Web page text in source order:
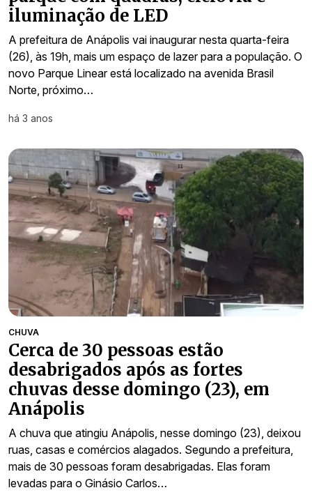
iluminação de LED
A prefeitura de Anápolis vai inaugurar nesta quarta-feira
(26), às 19h, mais um espaço de lazer para a população. O
novo Parque Linear está localizado na avenida Brasil
Norte, próximo…
há 3 anos
CHUVA
Cerca de 30 pessoas estão
desabrigados após as fortes
chuvas desse domingo (23), em
Anápolis
A chuva que atingiu Anápolis, nesse domingo (23), deixou
ruas, casas e comércios alagados. Segundo a prefeitura,
mais de 30 pessoas foram desabrigadas. Elas foram
levadas para o Ginásio Carlos…